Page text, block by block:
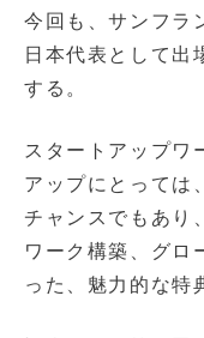
今回も、サンフラ
日本代表として出
する。
スタートアップワ
アップにとっては
チャンスでもあり
ワーク構築、グロ
った、魅力的な特